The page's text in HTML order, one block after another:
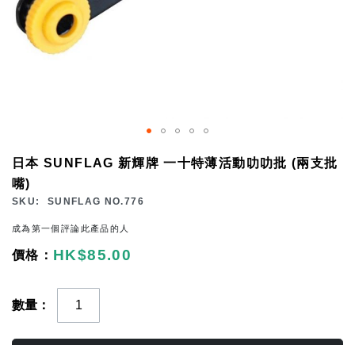
日本 SUNFLAG 新輝牌 一十特薄活動叻叻批 (兩支批
嘴)
SKU SUNFLAG NO.776
成為第一個評論此產品的人
HK$85.00
數量
to
the
of
the
gallery